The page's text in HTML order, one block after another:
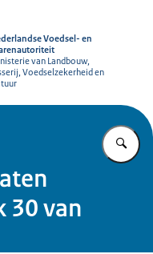
Voedsel- en
van Landbouw,
Voedselzekerheid en
30 van